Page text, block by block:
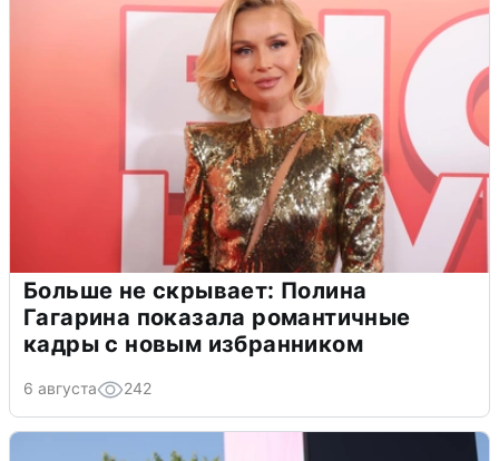
Больше не скрывает: Полина
Гагарина показала романтичные
кадры с новым избранником
6 августа 242